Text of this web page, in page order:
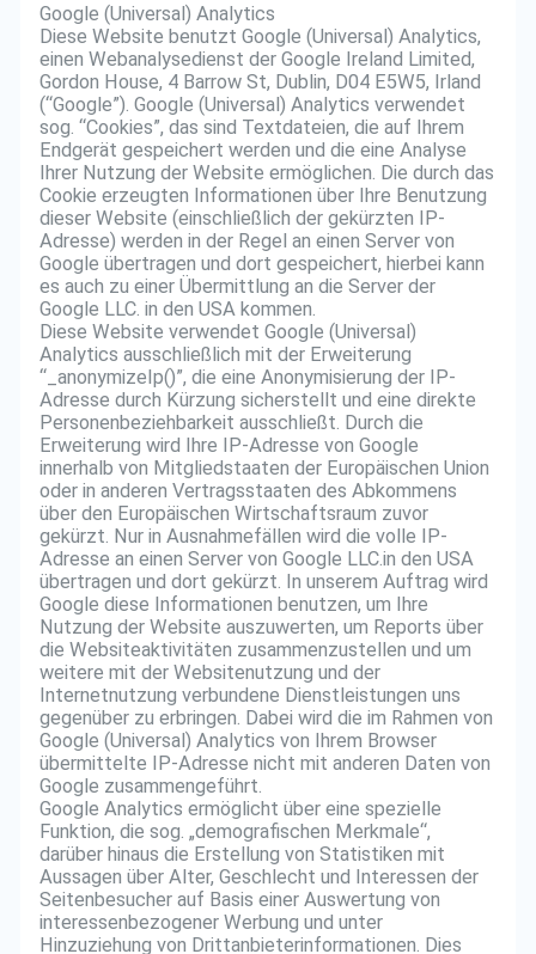
Google (Universal) Analytics
Diese Website benutzt Google (Universal) Analytics,
einen Webanalysedienst der Google Ireland Limited,
Gordon House, 4 Barrow St, Dublin, D04 E5W5, Irland
(“Google”). Google (Universal) Analytics verwendet
sog. “Cookies”, das sind Textdateien, die auf Ihrem
Endgerät gespeichert werden und die eine Analyse
Ihrer Nutzung der Website ermöglichen. Die durch das
Cookie erzeugten Informationen über Ihre Benutzung
dieser Website (einschließlich der gekürzten IP-
Adresse) werden in der Regel an einen Server von
Google übertragen und dort gespeichert, hierbei kann
es auch zu einer Übermittlung an die Server der
Google LLC. in den USA kommen.
Diese Website verwendet Google (Universal)
Analytics ausschließlich mit der Erweiterung
“_anonymizeIp()”, die eine Anonymisierung der IP-
Adresse durch Kürzung sicherstellt und eine direkte
Personenbeziehbarkeit ausschließt. Durch die
Erweiterung wird Ihre IP-Adresse von Google
innerhalb von Mitgliedstaaten der Europäischen Union
oder in anderen Vertragsstaaten des Abkommens
über den Europäischen Wirtschaftsraum zuvor
gekürzt. Nur in Ausnahmefällen wird die volle IP-
Adresse an einen Server von Google LLC.in den USA
übertragen und dort gekürzt. In unserem Auftrag wird
Google diese Informationen benutzen, um Ihre
Nutzung der Website auszuwerten, um Reports über
die Websiteaktivitäten zusammenzustellen und um
weitere mit der Websitenutzung und der
Internetnutzung verbundene Dienstleistungen uns
gegenüber zu erbringen. Dabei wird die im Rahmen von
Google (Universal) Analytics von Ihrem Browser
übermittelte IP-Adresse nicht mit anderen Daten von
Google zusammengeführt.
Google Analytics ermöglicht über eine spezielle
Funktion, die sog. „demografischen Merkmale“,
darüber hinaus die Erstellung von Statistiken mit
Aussagen über Alter, Geschlecht und Interessen der
Seitenbesucher auf Basis einer Auswertung von
interessenbezogener Werbung und unter
Hinzuziehung von Drittanbieterinformationen. Dies